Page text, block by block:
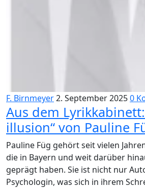
F. Birnmeyer2. September 20250
Aus dem
illusion“ von Pauline
Pauline Füg gehört seit vielen
die in Bayern und weit darüber
geprägt haben. Sie ist nicht nur
Psychologin, was sich in ihrem